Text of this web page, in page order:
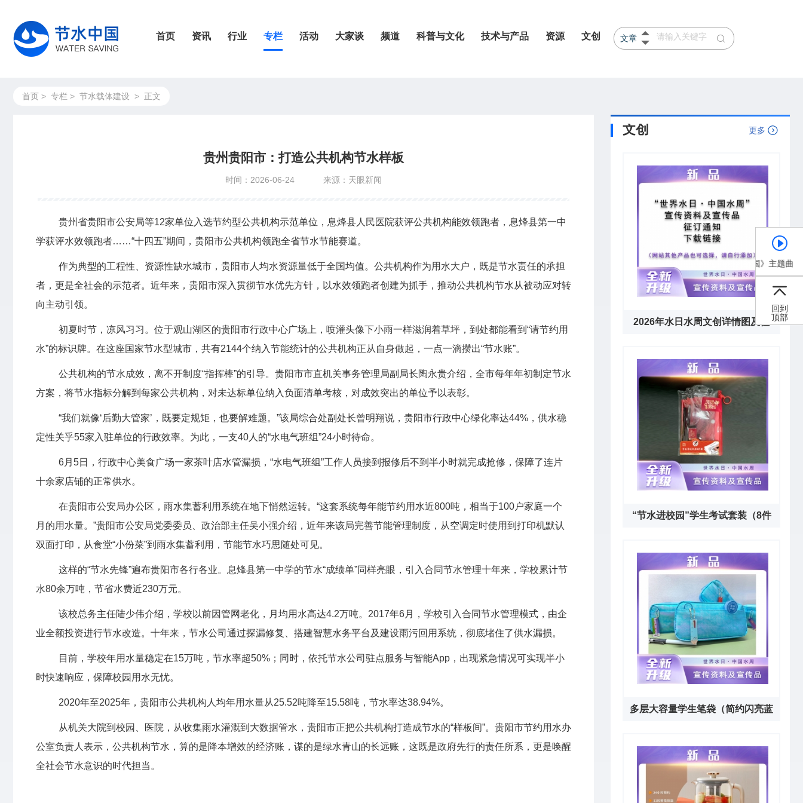
首页 资讯 行业 专栏 活动 大家谈 频道 科普与文化 技术与产品 资源 文创
文章
《节水中国》主题曲
回到
顶部
首页 > 专栏 > 节水载体建设 > 正文
贵州贵阳市：打造公共机构节水样板
时间：2026-06-24 来源：天眼新闻
贵州省贵阳市公安局等12家单位入选节约型公共机构示范单位，息烽县人民医院获评公共机构能效领跑者，息烽县第一中
学获评水效领跑者……“十四五”期间，贵阳市公共机构领跑全省节水节能赛道。
作为典型的工程性、资源性缺水城市，贵阳市人均水资源量低于全国均值。公共机构作为用水大户，既是节水责任的承担
者，更是全社会的示范者。近年来，贵阳市深入贯彻节水优先方针，以水效领跑者创建为抓手，推动公共机构节水从被动应对转
向主动引领。
初夏时节，凉风习习。位于观山湖区的贵阳市行政中心广场上，喷灌头像下小雨一样滋润着草坪，到处都能看到“请节约用
水”的标识牌。在这座国家节水型城市，共有2144个纳入节能统计的公共机构正从自身做起，一点一滴攒出“节水账”。
公共机构的节水成效，离不开制度“指挥棒”的引导。贵阳市市直机关事务管理局副局长陶永贵介绍，全市每年年初制定节水
方案，将节水指标分解到每家公共机构，对未达标单位纳入负面清单考核，对成效突出的单位予以表彰。
“我们就像‘后勤大管家’，既要定规矩，也要解难题。”该局综合处副处长曾明翔说，贵阳市行政中心绿化率达44%，供水稳
定性关乎55家入驻单位的行政效率。为此，一支40人的“水电气班组”24小时待命。
6月5日，行政中心美食广场一家茶叶店水管漏损，“水电气班组”工作人员接到报修后不到半小时就完成抢修，保障了连片
十余家店铺的正常供水。
在贵阳市公安局办公区，雨水集蓄利用系统在地下悄然运转。“这套系统每年能节约用水近800吨，相当于100户家庭一个
月的用水量。”贵阳市公安局党委委员、政治部主任吴小强介绍，近年来该局完善节能管理制度，从空调定时使用到打印机默认
双面打印，从食堂“小份菜”到雨水集蓄利用，节能节水巧思随处可见。
这样的“节水先锋”遍布贵阳市各行各业。息烽县第一中学的节水“成绩单”同样亮眼，引入合同节水管理十年来，学校累计节
水80余万吨，节省水费近230万元。
该校总务主任陆少伟介绍，学校以前因管网老化，月均用水高达4.2万吨。2017年6月，学校引入合同节水管理模式，由企
业全额投资进行节水改造。十年来，节水公司通过探漏修复、搭建智慧水务平台及建设雨污回用系统，彻底堵住了供水漏损。
目前，学校年用水量稳定在15万吨，节水率超50%；同时，依托节水公司驻点服务与智能App，出现紧急情况可实现半小
时快速响应，保障校园用水无忧。
2020年至2025年，贵阳市公共机构人均年用水量从25.52吨降至15.58吨，节水率达38.94%。
从机关大院到校园、医院，从收集雨水灌溉到大数据管水，贵阳市正把公共机构打造成节水的“样板间”。贵阳市节约用水办
公室负责人表示，公共机构节水，算的是降本增效的经济账，谋的是绿水青山的长远账，这既是政府先行的责任所系，更是唤醒
全社会节水意识的时代担当。
文创 更多
2026年水日水周文创详情图及征
“节水进校园”学生考试套装（8件
多层大容量学生笔袋（简约闪亮蓝